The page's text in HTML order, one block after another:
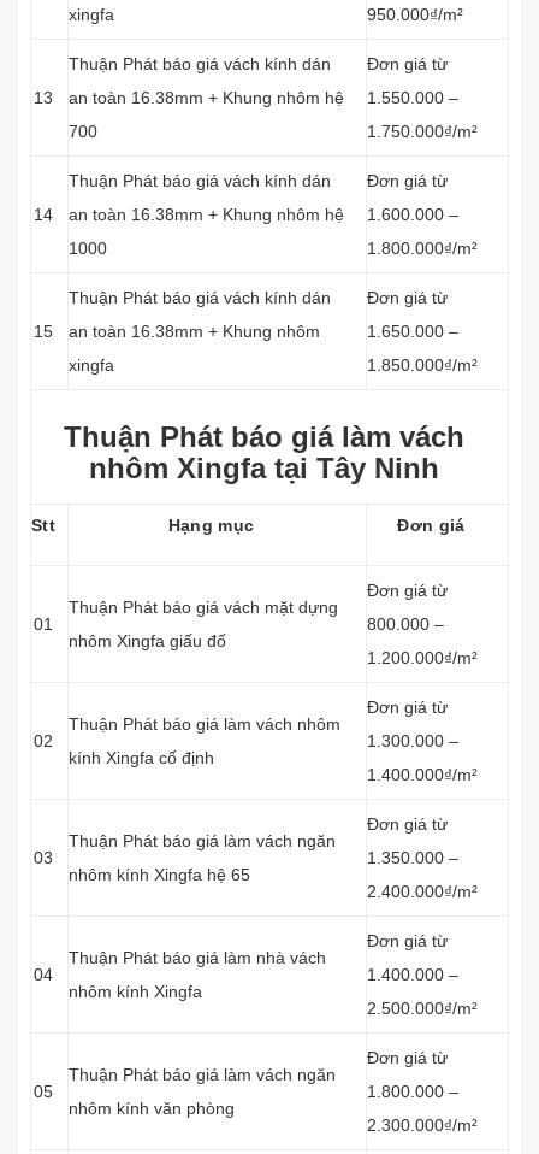
xingfa
950.000₫/m²
13
Thuận Phát báo giá vách kính dán
an toàn 16.38mm + Khung nhôm hệ
700
Đơn giá từ
1.550.000 –
1.750.000₫/m²
14
Thuận Phát báo giá vách kính dán
an toàn 16.38mm + Khung nhôm hệ
1000
Đơn giá từ
1.600.000 –
1.800.000₫/m²
15
Thuận Phát báo giá vách kính dán
an toàn 16.38mm + Khung nhôm
xingfa
Đơn giá từ
1.650.000 –
1.850.000₫/m²
Thuận Phát báo giá làm vách
nhôm Xingfa tại Tây Ninh
Stt Hạng mục Đơn giá
01
Thuận Phát báo giá vách mặt dựng
nhôm Xingfa giấu đố
Đơn giá từ
800.000 –
1.200.000₫/m²
02
Thuận Phát báo giá làm vách nhôm
kính Xingfa cố định
Đơn giá từ
1.300.000 –
1.400.000₫/m²
03
Thuận Phát báo giá làm vách ngăn
nhôm kính Xingfa hệ 65
Đơn giá từ
1.350.000 –
2.400.000₫/m²
04
Thuận Phát báo giá làm nhà vách
nhôm kính Xingfa
Đơn giá từ
1.400.000 –
2.500.000₫/m²
05
Thuận Phát báo giá làm vách ngăn
nhôm kính văn phòng
Đơn giá từ
1.800.000 –
2.300.000₫/m²